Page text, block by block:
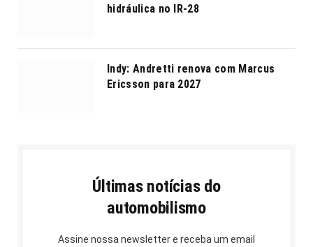
hidráulica no IR-28
Indy: Andretti renova com Marcus
Ericsson para 2027
Últimas notícias do
automobilismo
Assine nossa newsletter e receba um email